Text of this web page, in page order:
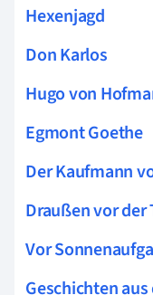
Hexenjagd
Don Karlos
Hugo von
Egmont Goethe
Der Kaufmann
Draußen vor der
Vor
Geschichten